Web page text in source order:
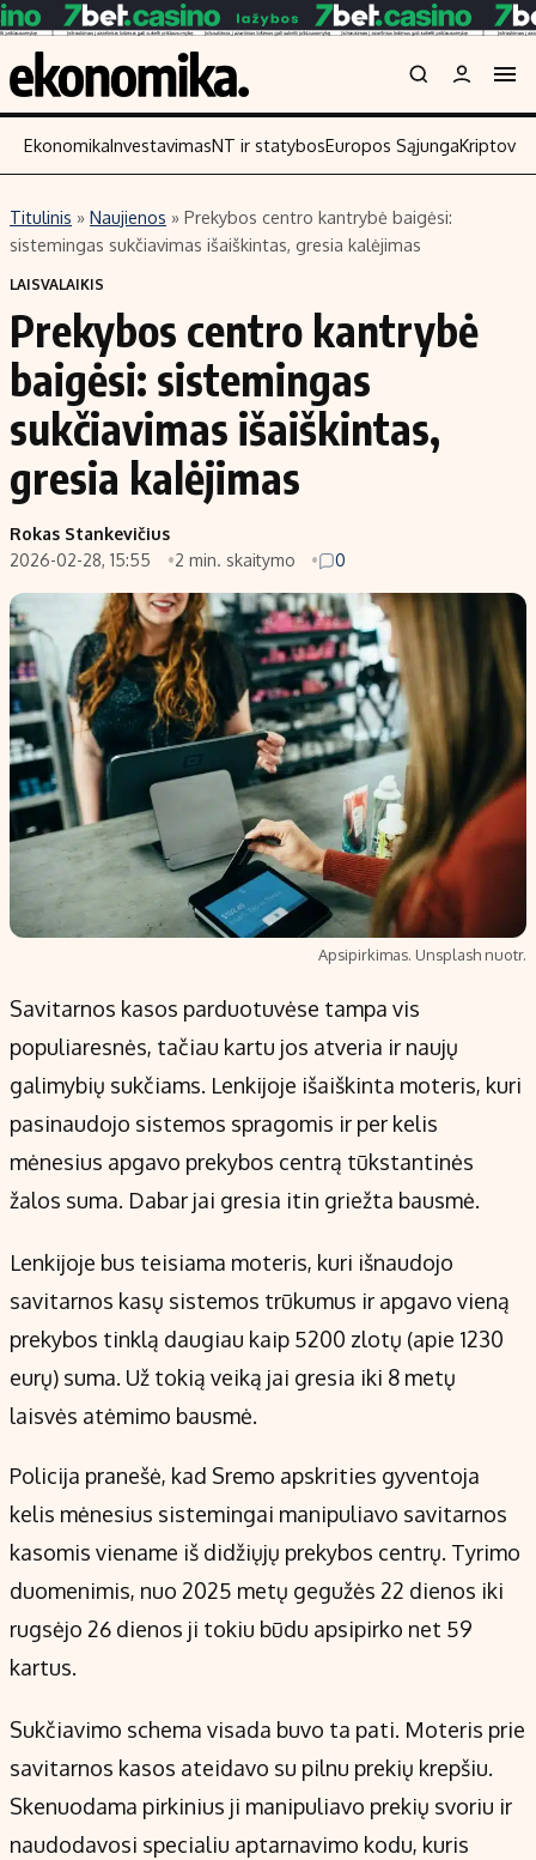
Turinys
Naujienos
Aplinka
Verslas
Energetika
Ekonomika
Politika
NT ir statybos
Skaitykite
Įmonės
Žemės ūkis
Technologijos
Laisvalaikis
Investavimas
Akcijų rinka
Saulės elektrinės
Kriptovaliutos
Infliacija
Migracija
Nedarbo išmokos skaičiuoklė
Indėliai
Indėlių skaičiuoklė
Būsto finansai
Įdomios naujienos
Redakcija
Apie mus
Privatumo politika
Turinio žymėjimo taisyklės
Kontaktai
Regionų naujienos
Indėlių palūkanos
EkonomikaInvestavimasNT ir statybosEuropos Sąjunga
Titulinis » Naujienos » Prekybos centro kantrybė baigėsi:
sistemingas sukčiavimas išaiškintas, gresia kalėjimas
LAISVALAIKIS
Prekybos centro kantrybė
baigėsi: sistemingas
sukčiavimas išaiškintas,
gresia kalėjimas
Rokas Stankevičius
2026-02-28, 15:55
2 min. skaitymo 0
Apsipirkimas. Unsplash nuotr.
Savitarnos kasos parduotuvėse tampa vis
populiaresnės, tačiau kartu jos atveria ir naujų
galimybių sukčiams. Lenkijoje išaiškinta moteris, kuri
pasinaudojo sistemos spragomis ir per kelis
mėnesius apgavo prekybos centrą tūkstantinės
žalos suma. Dabar jai gresia itin griežta bausmė.
Lenkijoje bus teisiama moteris, kuri išnaudojo
savitarnos kasų sistemos trūkumus ir apgavo vieną
prekybos tinklą daugiau kaip 5200 zlotų (apie 1230
eurų) suma. Už tokią veiką jai gresia iki 8 metų
laisvės atėmimo bausmė.
Policija pranešė, kad Sremo apskrities gyventoja
kelis mėnesius sistemingai manipuliavo savitarnos
kasomis viename iš didžiųjų prekybos centrų. Tyrimo
duomenimis, nuo 2025 metų gegužės 22 dienos iki
rugsėjo 26 dienos ji tokiu būdu apsipirko net 59
kartus.
Sukčiavimo schema visada buvo ta pati. Moteris prie
savitarnos kasos ateidavo su pilnu prekių krepšiu.
Skenuodama pirkinius ji manipuliavo prekių svoriu ir
naudodavosi specialiu aptarnavimo kodu, kuris